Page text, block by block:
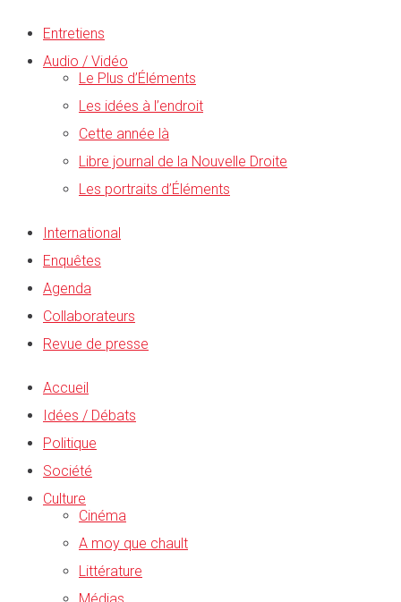
Entretiens
Audio / Vidéo
Le Plus d’Éléments
Les idées à l’endroit
Cette année là
Libre journal de la Nouvelle Droite
Les portraits d’Éléments
International
Enquêtes
Agenda
Collaborateurs
Revue de presse
Accueil
Idées / Débats
Politique
Société
Culture
Cinéma
A moy que chault
Littérature